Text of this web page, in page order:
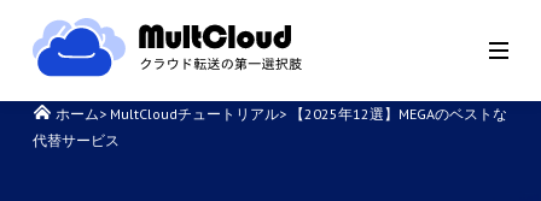
ホーム> MultCloudチュートリアル>
【2025年12選】MEGAのベストな
代替サービス